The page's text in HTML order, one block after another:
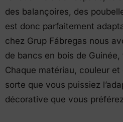
des balançoires, des
est donc parfaitement
chez Grup Fábregas nous
de bancs en bois de
Chaque matériau, couleur
sorte que vous puissiez
décorative que vous